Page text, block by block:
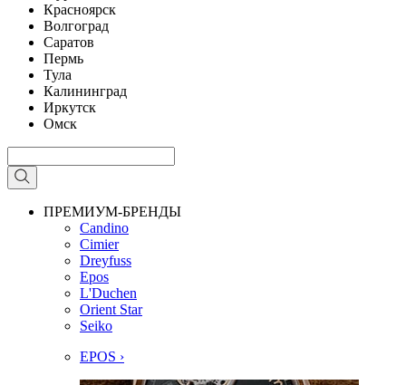
Красноярск
Волгоград
Саратов
Пермь
Тула
Калининград
Иркутск
Омск
ПРЕМИУМ-БРЕНДЫ
Candino
Cimier
Dreyfuss
Epos
L'Duchen
Orient Star
Seiko
EPOS ›